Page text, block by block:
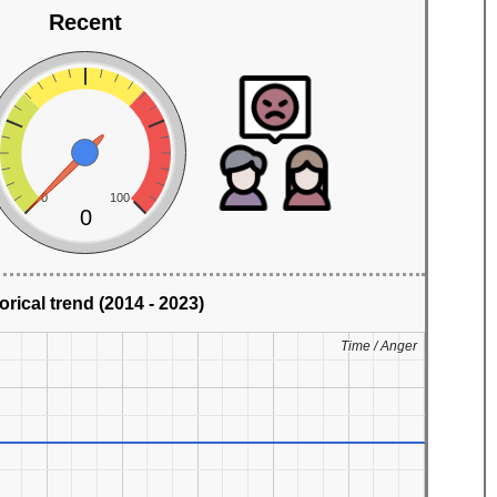
Recent
0 100
0
trend (2014 - 2023)
Time / Anger
Time / Anger